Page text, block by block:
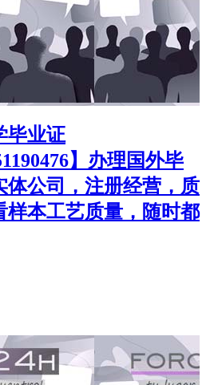
毕业证
】办理国外毕
体公司，注册经营，质
样本工艺质量，随时都